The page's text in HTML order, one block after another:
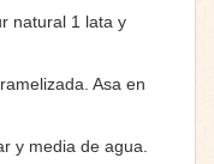
natural 1 lata y
Asa en
y media de agua.